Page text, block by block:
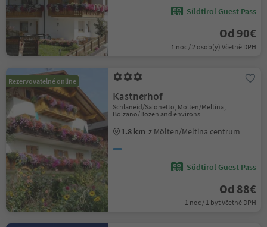
Südtirol Guest Pass
Od 90€
1 noc / 2 osob(y) Včetně DPH
Rezervovatelné online
Kastnerhof
Schlaneid/Salonetto, Mölten/Meltina,
Bolzano/Bozen and environs
1.8 km z Mölten/Meltina centrum
Südtirol Guest Pass
Od 88€
1 noc / 1 byt Včetně DPH